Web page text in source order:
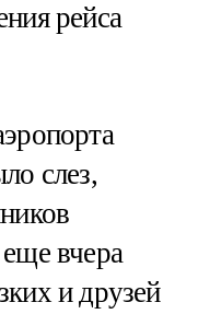
рейса
слез,
вчера
и друзей